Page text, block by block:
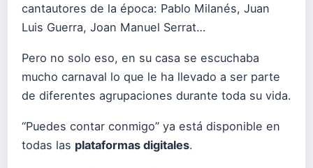
cantautores de la época: Pablo Milanés, Juan
Luis Guerra, Joan Manuel Serrat…
Pero no solo eso, en su casa se escuchaba
mucho carnaval lo que le ha llevado a ser parte
de diferentes agrupaciones durante toda su vida.
“Puedes contar conmigo” ya está disponible en
todas las plataformas digitales.